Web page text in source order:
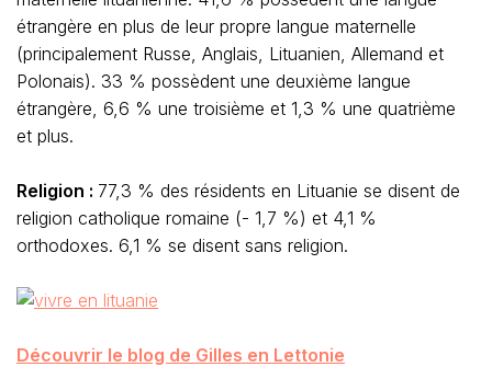
étrangère en plus de leur propre langue maternelle
(principalement Russe, Anglais, Lituanien, Allemand et
Polonais). 33 % possèdent une deuxième langue
étrangère, 6,6 % une troisième et 1,3 % une quatrième
et plus.
Religion : 77,3 % des résidents en Lituanie se disent de
religion catholique romaine (- 1,7 %) et 4,1 %
orthodoxes. 6,1 % se disent sans religion.
Découvrir le blog de Gilles en Lettonie